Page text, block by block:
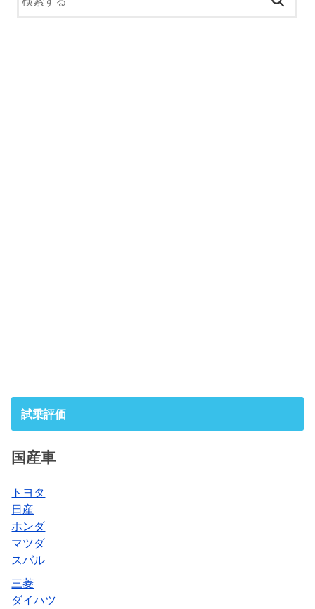
試乗評価
国産車
トヨタ
日産
ホンダ
マツダ
スバル
三菱
ダイハツ